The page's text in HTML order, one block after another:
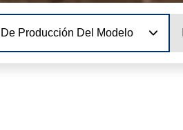
Producción Del Modelo